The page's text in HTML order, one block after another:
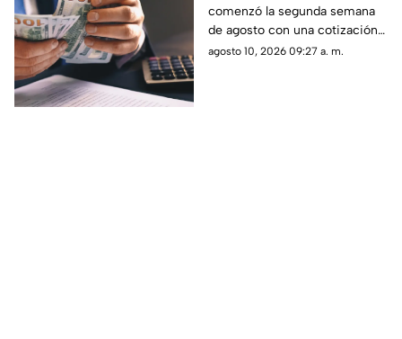
agosto en Chihuahua
comenzó la segunda semana
de agosto con una cotización
inferior a los 18 pesos en
agosto 10, 2026 09:27 a. m.